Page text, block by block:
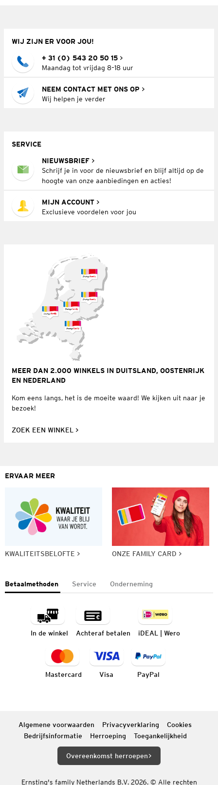
WIJ ZIJN ER VOOR JOU!
+ 31 (0) 543 20 50 15
Maandag tot vrijdag 8–18 uur
NEEM CONTACT MET ONS OP
Wij helpen je verder
SERVICE
NIEUWSBRIEF
Schrijf je in voor de nieuwsbrief en blijf altijd op de
hoogte van onze aanbiedingen en acties!
MIJN ACCOUNT
Exclusieve voordelen voor jou
MEER DAN 2.000 WINKELS IN DUITSLAND, OOSTENRIJK
EN NEDERLAND
Kom eens langs, het is de moeite waard! We kijken uit naar je
bezoek!
ZOEK EEN WINKEL
ERVAAR MEER
KWALITEITSBELOFTE ONZE FAMILY CARD
Betaalmethoden Service Onderneming
In de winkel Achteraf betalen iDEAL | Wero
Mastercard Visa PayPal
Algemene voorwaarden Privacyverklaring
Cookies
Bedrijfsinformatie
Herroeping Toegankelijkheid
Overeenkomst herroepen
Ernsting's family Netherlands B.V. 2026. © Alle rechten